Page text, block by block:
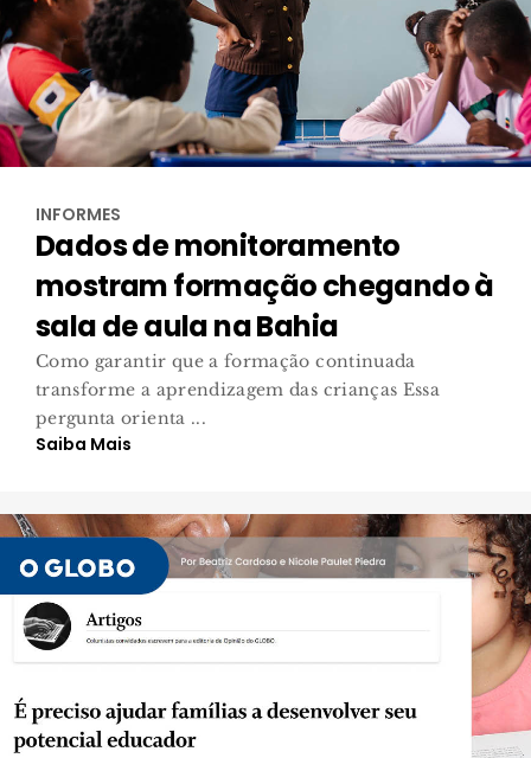
INFORMES
Dados de monitoramento
mostram formação chegando à
sala de aula na Bahia
Como garantir que a formação continuada
transforme a aprendizagem das crianças Essa
pergunta orienta ...
Saiba Mais